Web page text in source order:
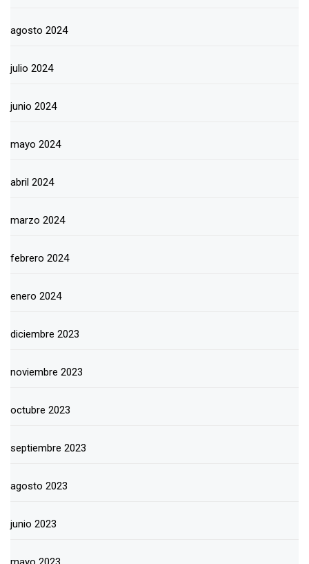
agosto 2024
julio 2024
junio 2024
mayo 2024
abril 2024
marzo 2024
febrero 2024
enero 2024
diciembre 2023
noviembre 2023
octubre 2023
septiembre 2023
agosto 2023
junio 2023